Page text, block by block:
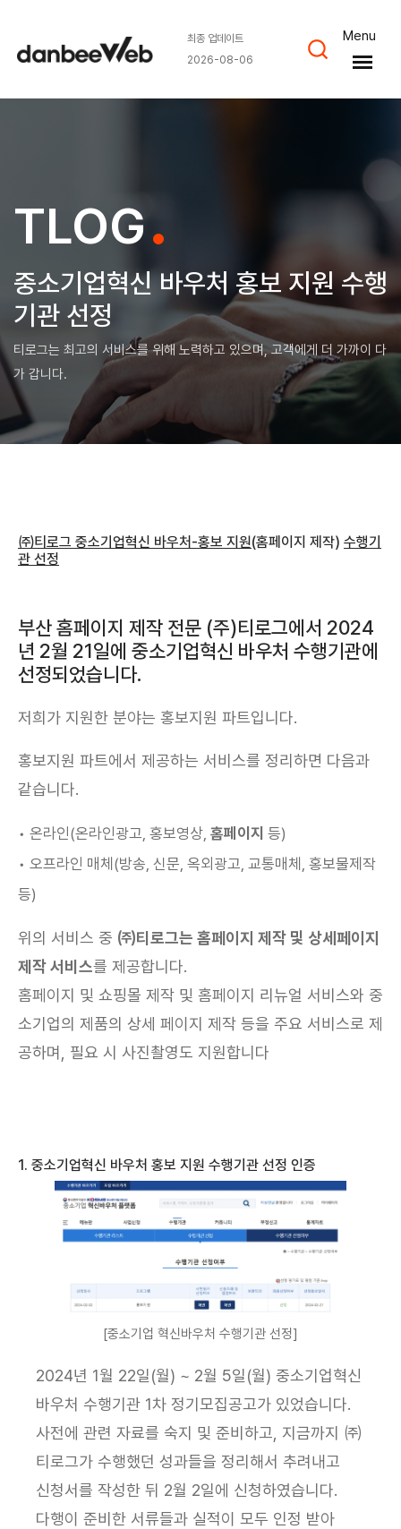
최종 업데이트
2026-08-06
Menu
TLOG.
중소기업혁신 바우처 홍보 지원 수행
기관 선정
티로그는 최고의 서비스를 위해 노력하고 있으며, 고객에게 더 가까이 다
가 갑니다.
㈜티로그 중소기업혁신 바우처-홍보 지원(홈페이지 제작) 수행기
관 선정
부산 홈페이지 제작 전문 (주)티로그에서 2024
년 2월 21일에 중소기업혁신 바우처 수행기관에
선정되었습니다.
저희가 지원한 분야는 홍보지원 파트입니다.
홍보지원 파트에서 제공하는 서비스를 정리하면 다음과
같습니다.
• 온라인(온라인광고, 홍보영상, 홈페이지 등)
• 오프라인 매체(방송, 신문, 옥외광고, 교통매체, 홍보물제작
등)
위의 서비스 중 ㈜티로그는 홈페이지 제작 및 상세페이지
제작 서비스를 제공합니다.
홈페이지 및 쇼핑몰 제작 및 홈페이지 리뉴얼 서비스와 중
소기업의 제품의 상세 페이지 제작 등을 주요 서비스로 제
공하며, 필요 시 사진촬영도 지원합니다
1. 중소기업혁신 바우처 홍보 지원 수행기관 선정 인증
[중소기업 혁신바우처 수행기관 선정]
2024년 1월 22일(월) ~ 2월 5일(월) 중소기업혁신
바우처 수행기관 1차 정기모집공고가 있었습니다.
사전에 관련 자료를 숙지 및 준비하고, 지금까지 ㈜
티로그가 수행했던 성과들을 정리해서 추려내고
신청서를 작성한 뒤 2월 2일에 신청하였습니다.
다행이 준비한 서류들과 실적이 모두 인정 받아